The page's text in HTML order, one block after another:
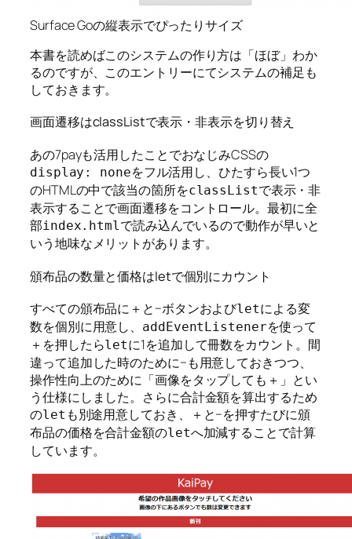
Surface Goの縦表示でぴったりサイズ
本書を読めばこのシステムの作り方は「ほぼ」わか
るのですが、このエントリーにてシステムの補足も
しておきます。
画面遷移はclassListで表示・非表示を切り替え
あの7payも活用したことでおなじみCSSの
display: noneをフル活用し、ひたすら長い1つ
のHTMLの中で該当の箇所をclassListで表示・非
表示することで画面遷移をコントロール。最初に全
部index.htmlで読み込んでいるので動作が早いと
いう地味なメリットがあります。
頒布品の数量と価格はletで個別にカウント
すべての頒布品に＋と−ボタンおよびletによる変
数を個別に用意し、
addEventListenerを使って
＋を押したらletに1を追加して冊数をカウント。間
違って追加した時のために−も用意しておきつつ、
操作性向上のために「画像をタップしても＋」とい
う仕様にしました。さらに合計金額を算出するため
のlet も別途用意しておき、＋と−を押すたびに頒
布品の価格を合計金額のletへ加減することで計算
しています。